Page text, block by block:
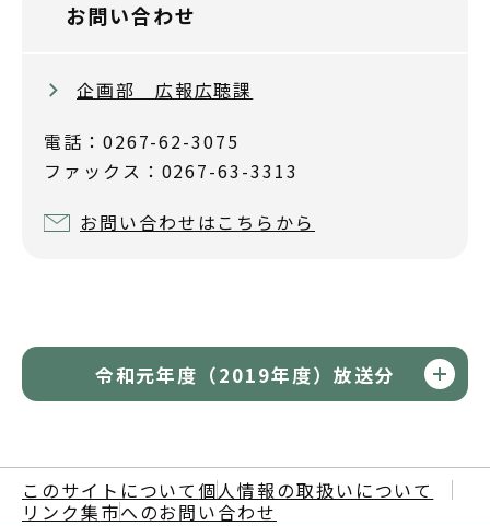
お問い合わせ
企画部 広報広聴課
電話：0267-62-3075
ファックス：0267-63-3313
お問い合わせはこちらから
令和元年度（2019年度）放送分
このサイトについて 個人情報の取扱いについて
リンク集市へのお問い合わせ